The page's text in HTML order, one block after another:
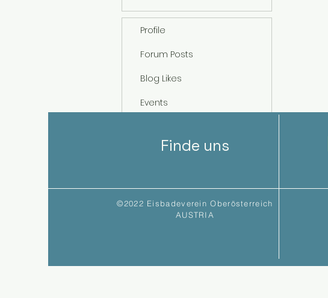
Profile
Forum Posts
Blog Likes
Events
Forumkommentare
Finde uns
©2022 Eisbadeverein Oberösterreich
AUSTRIA